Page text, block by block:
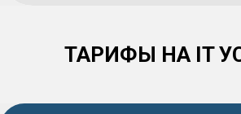
ТАРИФЫ НА IT